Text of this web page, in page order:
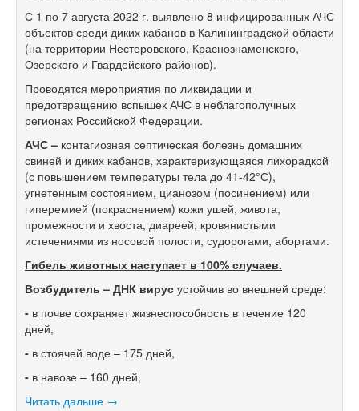
С 1 по 7 августа 2022 г. выявлено 8 инфицированных АЧС
объектов среди диких кабанов в Калининградской области
(на территории Нестеровского, Краснознаменского,
Озерского и Гвардейского районов).
Проводятся мероприятия по ликвидации и
предотвращению вспышек АЧС в неблагополучных
регионах Российской Федерации.
АЧС – контагиозная септическая болезнь домашних
свиней и диких кабанов, характеризующаяся лихорадкой
(с повышением температуры тела до 41-42°С),
угнетенным состоянием, цианозом (посинением) или
гиперемией (покраснением) кожи ушей, живота,
промежности и хвоста, диареей, кровянистыми
истечениями из носовой полости, судорогами, абортами.
Гибель животных наступает в 100% случаев.
Возбудитель – ДНК вирус устойчив во внешней среде:
- в почве сохраняет жизнеспособность в течение 120
дней,
- в стоячей воде – 175 дней,
- в навозе – 160 дней,
Читать дальше →